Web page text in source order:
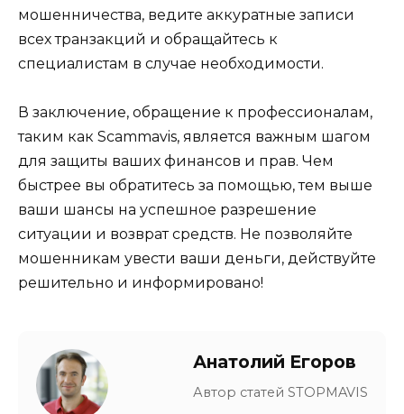
мошенничества, ведите аккуратные записи
всех транзакций и обращайтесь к
специалистам в случае необходимости.
В заключение, обращение к профессионалам,
таким как Scammavis, является важным шагом
для защиты ваших финансов и прав. Чем
быстрее вы обратитесь за помощью, тем выше
ваши шансы на успешное разрешение
ситуации и возврат средств. Не позволяйте
мошенникам увести ваши деньги, действуйте
решительно и информировано!
Анатолий Егоров
Автор статей STOPMAVIS